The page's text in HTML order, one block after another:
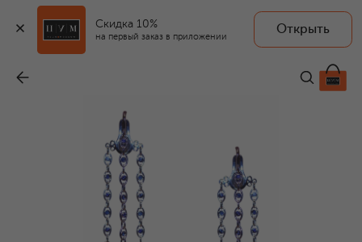
Скидка 10%
на первый заказ в приложении
Открыть